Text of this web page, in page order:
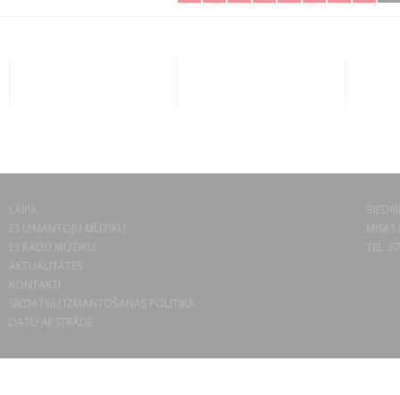
LAIPA
ES IZMANTOJU MŪZIKU
ES RADU MŪZIKU
AKTUALITĀTES
KONTAKTI
SĪKDATŅU IZMANTOŠANAS POLITIKA
DATU APSTRĀDE
TEL.